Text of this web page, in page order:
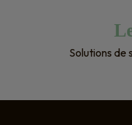
Solutions de